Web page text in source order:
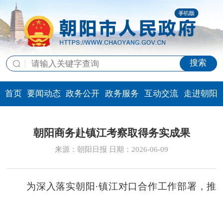
搜索
首页 要闻动态 政务公开 政务服务 互动交流 走进朝阳
朝阳商务赴镇江考察取得务实成果
来源：朝阳日报 日期：2026-06-09
为深入落实朝阳·镇江对口合作工作部署，推